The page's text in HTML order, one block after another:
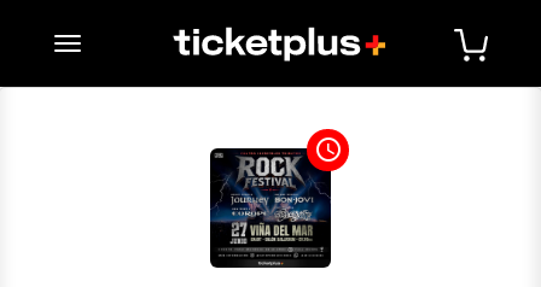
desplegar navegación
access_time